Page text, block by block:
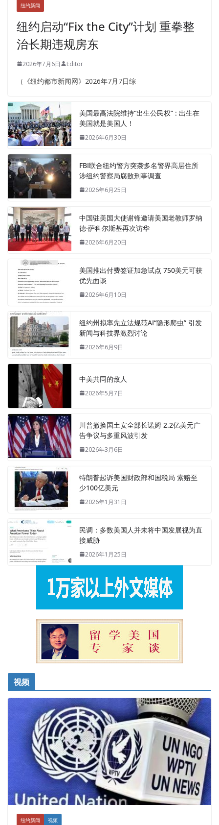
纽约新闻
纽约启动“Fix the City”计划 重拳整
治长期违规房东
2026年7月6日 Editor
（《纽约都市新闻网》2026年7月7日综
美国最高法院维持“出生公民权” : 出生在
美国就是美国人！
2026年6月30日
FBI联合纽约警方突袭多名警界高层住所
涉纽约警察局腐败刑事调查
2026年6月25日
中国驻美国大使谢锋邀请美国老教师罗纳
德·萨科尔斯基再次访华
2026年6月20日
美国推出付费签证加急试点 750美元可获
优先面谈
2026年6月10日
纽约州拟率先立法规范AI“隐形爬虫” 引发
新闻与科技界激烈讨论
2026年6月9日
中美共同的敌人
2026年5月7日
川普撤换国土安全部长诺姆 2.2亿美元广
告争议与多重风波引发
2026年3月6日
特朗普起诉美国财政部和国税局 索赔至
少100亿美元
2026年1月31日
民调：多数美国人并未将中国发展视为直
接威胁
2026年1月25日
视频
纽约新闻 视频